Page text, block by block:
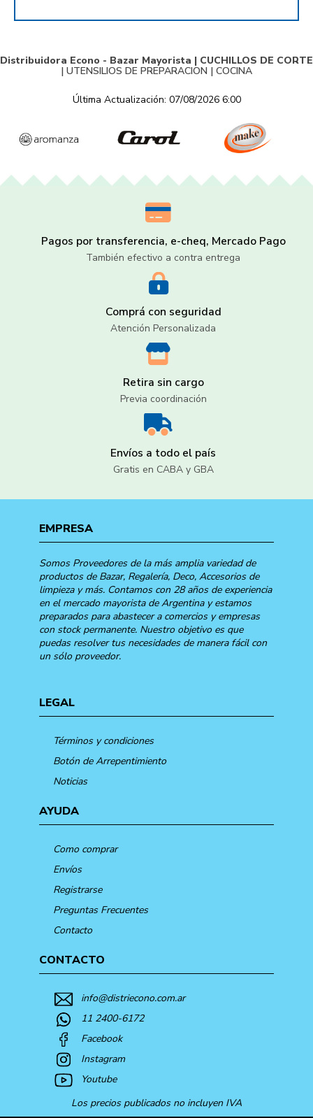
Distribuidora Econo - Bazar Mayorista | CUCHILLOS DE CORTE
| UTENSILIOS DE PREPARACION | COCINA
Última Actualización: 07/08/2026 6:00
Pagos por transferencia, e-cheq, Mercado Pago
También efectivo a contra entrega
Comprá con seguridad
Atención Personalizada
Retira sin cargo
Previa coordinación
Envíos a todo el país
Gratis en CABA y GBA
EMPRESA
Somos Proveedores de la más amplia variedad de
productos de Bazar, Regalería, Deco, Accesorios de
limpieza y más. Contamos con 28 años de experiencia
en el mercado mayorista de Argentina y estamos
preparados para abastecer a comercios y empresas
con stock permanente. Nuestro objetivo es que
puedas resolver tus necesidades de manera fácil con
un sólo proveedor.
LEGAL
Términos y condiciones
Botón de Arrepentimiento
Noticias
AYUDA
Como comprar
Envíos
Registrarse
Preguntas Frecuentes
Contacto
CONTACTO
info@distriecono.com.ar
11 2400-6172
Facebook
Instagram
Youtube
Los precios publicados no incluyen IVA